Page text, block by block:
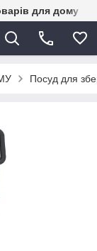
для дому
Посуд для